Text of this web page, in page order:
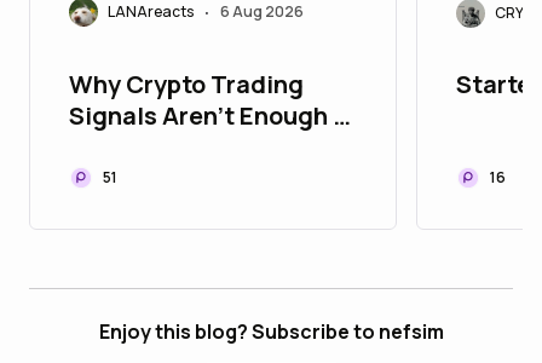
LANAreacts • 6 Aug 2026
Why Crypto Trading
Signals Aren't Enough in
51 16
Enjoy this blog? Subscribe to nefsim